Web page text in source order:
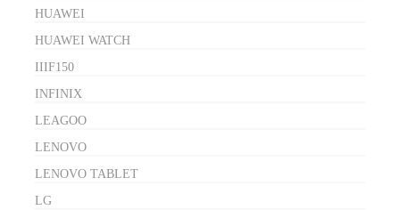
HUAWEI
HUAWEI WATCH
IIIF150
INFINIX
LEAGOO
LENOVO
LENOVO TABLET
LG